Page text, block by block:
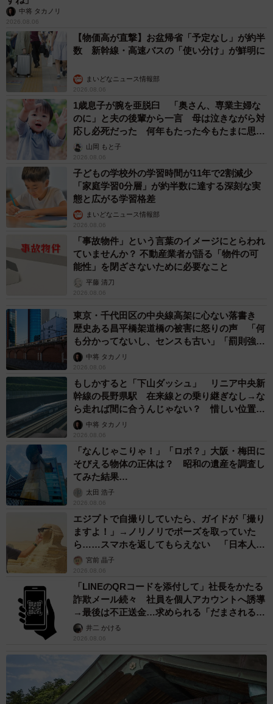
ら走れば間に合うんじゃない？ 惜しい位置関
係が反響
「なんじゃこりゃ！」「ロボ？」大阪・梅田に
てみた結果…
太田 浩子
2026.08.06
エジプトで自撮りしていたら、ガイドが「撮り
ら……スマホを返してもらえない 「日本人は
カモ代表かも」「私は6時間で3万円払った」
宮前 晶子
2026.08.06
「LINEのQRコードを添付して」社長をかたる
→最後は不正送金…求められる「だまされる前
提」の対策
井二 かける
2026.08.06
重みも歴史もズッシリ…出雲大社の日本最大級「大しめ縄」が8
年ぶり掛けかえ 伝統の「大撚り合わせ」が28万回超再生「ほ
んとに圧巻」
まいどなニュース調査部
2026.08.06
「これ全部長野県」海外のような絶景ショット
に感動と反響「離れてからいいところだったん
だって気づいた」
行橋 友
「ミステリーの女王」と呼ばれた作家の娘は
「2時間サスペンスの女王」 聞いていたのと
違う血液型に「私は誰の子なの？」【徹子の部
屋】まいどなニュース
「わぁ…姐さん…」「永遠にお美しい」 大女
まいどなメディア
2026.08.05